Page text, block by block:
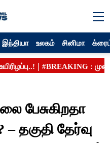
இந்தியா உலகம் சினிமா
பேசுகிறதா
தகுதி தேர்வு